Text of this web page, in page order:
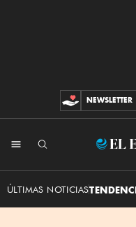
CONTRIBUCIONES
NEWSLETTER
ÚLTIMAS NOTICIAS